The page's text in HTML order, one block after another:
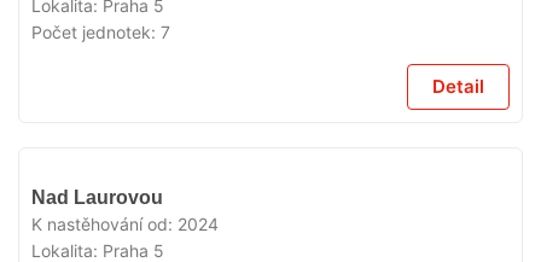
Lokalita: Praha 5
Počet jednotek: 7
Detail
Nad Laurovou
K nastěhování od: 2024
Lokalita: Praha 5